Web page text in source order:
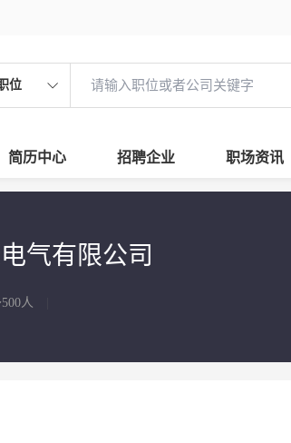
位
简历中心 招聘企业 职场资讯
气有限公司
人